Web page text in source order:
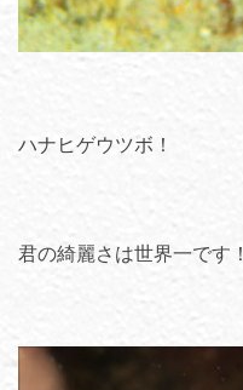
ハナヒゲウツボ！
君の綺麗さは世界一です！